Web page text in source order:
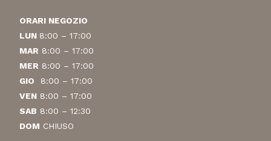
ORARI NEGOZIO
LUN 8:00 – 17:00
MAR 8:00 – 17:00
MER 8:00 – 17:00
GIO 8:00 – 17:00
VEN 8:00 – 17:00
SAB 8:00 – 12:30
DOM CHIUSO